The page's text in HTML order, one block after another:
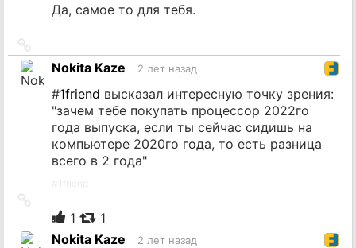
Да, самое то для тебя.
на
источник
Nokita Kaze 2 лет назад
#1friend высказал интересную точку зрения:
"зачем тебе покупать процессор 2022го
года выпуска, если ты сейчас сидишь на
компьютере 2020го года, то есть разница
всего в 2 года"
источник
1
1
Nokita Kaze
2 лет назад